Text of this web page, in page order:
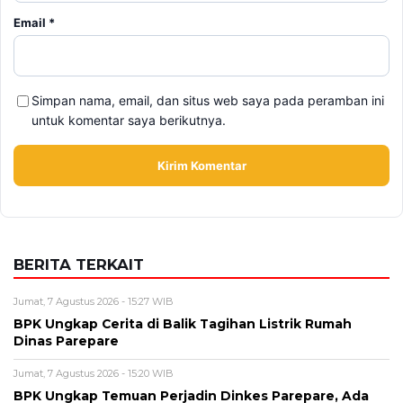
Dinas Parepare
BPK Ungkap Temuan Perjadin Dinkes Parepare, Ada
Jumat, 7 Agustus 2026 - 15:16 WIB
Fan ENHYPEN Meninggal Setelah Dihujani Komentar
Kebencian, Apa yang Sebenarnya Terjadi?
Kamis, 6 Agustus 2026 - 15:46 WIB